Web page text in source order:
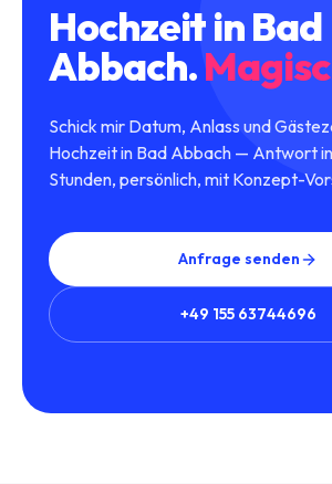
HochzeitinBad
Abbach.
Schick mir Datum, Anlass und
Hochzeit in Bad Abbach — Antwort
Stunden, persönlich, mit Konzept-
Anfrage senden
+49 155 63744696